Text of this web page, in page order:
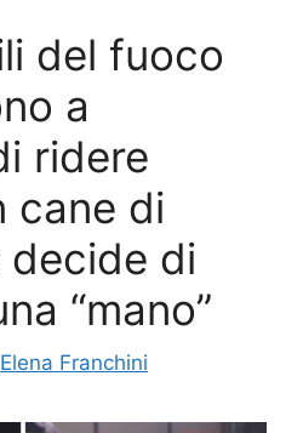
del fuoco
a
ridere
cane di
decide di
“mano”
Elena Franchini